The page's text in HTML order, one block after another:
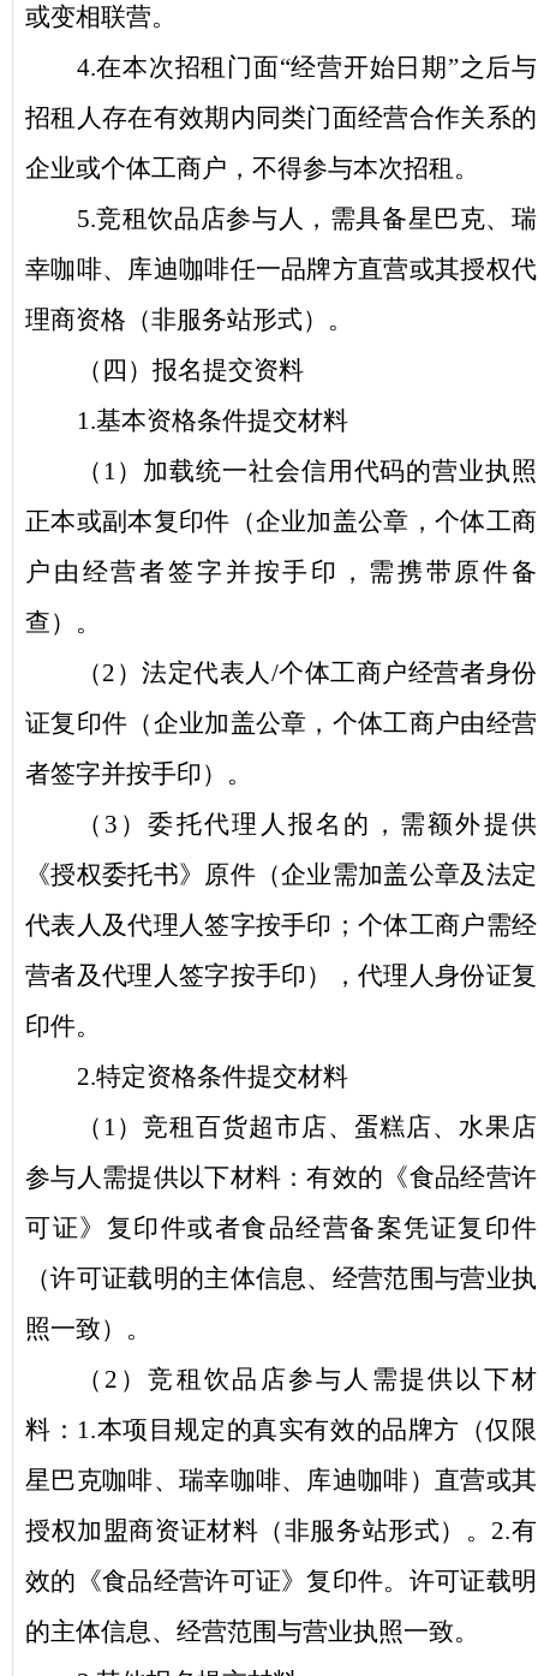
或变相联营。
4.在本次招租门面“经营开始日期”之后与
招租人存在有效期内同类门面经营合作关系的
企业或个体工商户，不得参与本次招租。
5.竞租饮品店参与人，需具备星巴克、瑞
幸咖啡、库迪咖啡任一品牌方直营或其授权代
理商资格（非服务站形式）。
（四）报名提交资料
1.基本资格条件提交材料
（ 1 ）加载统一社会信用代码的营业执照
正本或副本复印件（企业加盖公章，个体工商
户由经营者签字并按手印， 需携带原件备
查）。
（2 ）法定代表 人 /个体工商户经营者身份
证复印件（企业加盖公章，个体工商户由经营
者签字并按手印）。
（ 3 ）委托代理人 报名的 ，需额外提供
《授权委托书》原件（企业需加盖公章及 法定
代表人及代理人签字按手印；个体工商户需经
营者及代理人签字按手印），代理人身份证复
印件。
2.特定资格条件提交材料
（ 1）竞租百货超市店、蛋糕店、水果店
参与人需提供以下材料：有效的《食品经营许
可证》复印件或者食品经营备案凭证复印件
（许可证载明的主体信息、经营范围与营业执
照一致）。
（ 2）竞租饮品店参与人需提供以下材
料：1.本项目规定的真实有效的品牌方 （仅限
星巴克咖啡、瑞幸咖啡、库迪咖啡） 直营或其
授权加盟商资证材料（非服务站形式） 。 2.有
效的《食品经营许可证》复印件。 许可证载明
的主体信息、经营范围与营业执照一致。